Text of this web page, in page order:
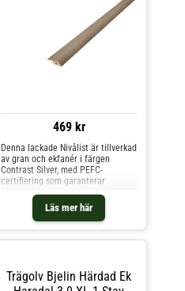
469 kr
Läs mer här
Denna lackade Nivålist är tillverkad
av gran och ekfanér i färgen
Contrast Silver, med PEFC-
certifiering som garanterar
ansvarsfullt skogsbruk. Nivålist ger
en attraktiv övergång vid
nivåskillnader på 9-11 mm. .
Trägolv Bjelin Härdad Ek